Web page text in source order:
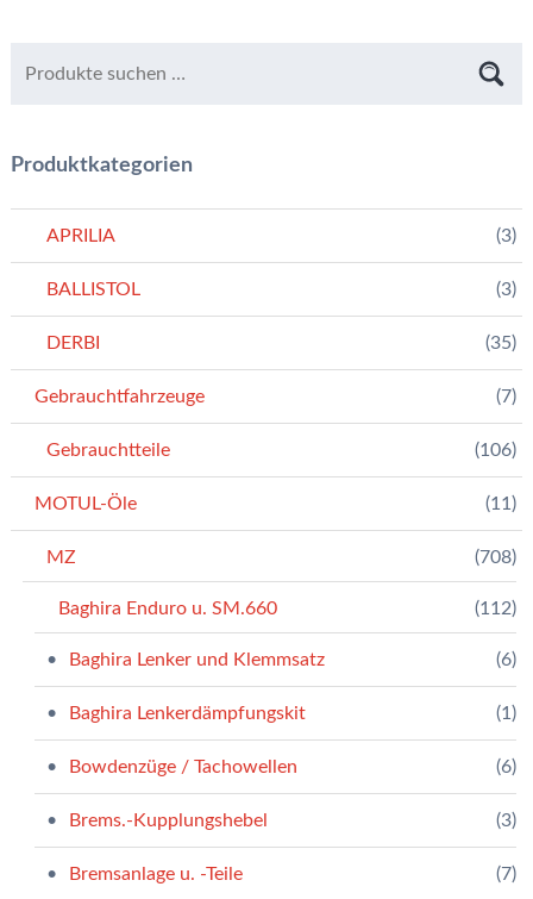
Produktkategorien
APRILIA (3)
BALLISTOL (3)
DERBI (35)
Gebrauchtfahrzeuge (7)
Gebrauchtteile (106)
MOTUL-Öle (11)
MZ (708)
Baghira Enduro u. SM.660 (112)
Baghira Lenker und Klemmsatz (6)
Baghira Lenkerdämpfungskit (1)
Bowdenzüge / Tachowellen (6)
Brems.-Kupplungshebel (3)
Bremsanlage u. -Teile (7)